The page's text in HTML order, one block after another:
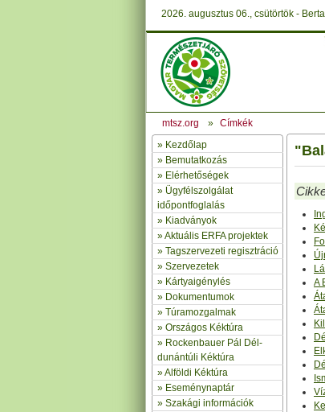
2026. augusztus 06., csütörtök -
mtsz.org » Címkék
» Kezdőlap
» Bemutatkozás
» Elérhetőségek
» Ügyfélszolgálat
időpontfoglalás
» Kiadványok
»Aktuális ERFA projektek
» Tagszervezeti regisztráció
» Szervezetek
» Kártyaigénylés
» Dokumentumok
» Túramozgalmak
» Országos Kéktúra
» Rockenbauer Pál Dél-
dunántúli Kéktúra
»Alföldi Kéktúra
» Eseménynaptár
» Szakági információk
A